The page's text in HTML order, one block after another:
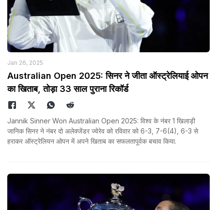
Jan 26, 2025
Australian Open 2025: सिनर ने जीता ऑस्ट्रेलियाई ओपन
का खिताब, तोड़ा 33 साल पुराना रिकॉर्ड
Jannik Sinner Won Australian Open 2025: विश्व के नंबर 1 खिलाड़ी
जानिक सिनर ने नंबर दो अलेक्जेंडर ज्वेरेव को रविवार को 6-3, 7-6(4), 6-3 से
हराकर ऑस्ट्रेलियन ओपन में अपने खिताब का सफलतापूर्वक बचाव किया.